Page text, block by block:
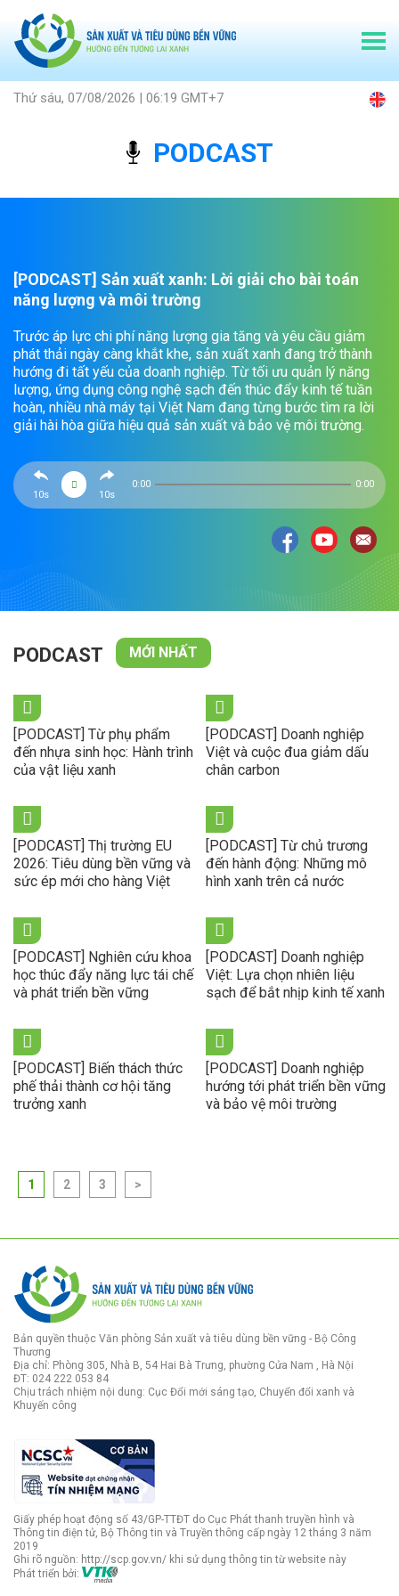
Thứ sáu, 07/08/2026 | 06:19 GMT+7
PODCAST
[PODCAST] Sản xuất xanh: Lời giải cho bài toán
năng lượng và môi trường
Trước áp lực chi phí năng lượng gia tăng và yêu cầu giảm
phát thải ngày càng khắt khe, sản xuất xanh đang trở thành
hướng đi tất yếu của doanh nghiệp. Từ tối ưu quản lý năng
lượng, ứng dụng công nghệ sạch đến thúc đẩy kinh tế tuần
hoàn, nhiều nhà máy tại Việt Nam đang từng bước tìm ra lời
giải hài hòa giữa hiệu quả sản xuất và bảo vệ môi trường.
10s 10s
0:00 0:00
PODCAST MỚI NHẤT
[PODCAST] Từ phụ phẩm
đến nhựa sinh học: Hành trình
của vật liệu xanh
[PODCAST] Doanh nghiệp
Việt và cuộc đua giảm dấu
chân carbon
[PODCAST] Thị trường EU
2026: Tiêu dùng bền vững và
sức ép mới cho hàng Việt
[PODCAST] Từ chủ trương
đến hành động: Những mô
hình xanh trên cả nước
[PODCAST] Nghiên cứu khoa
học thúc đẩy năng lực tái chế
và phát triển bền vững
[PODCAST] Doanh nghiệp
Việt: Lựa chọn nhiên liệu
sạch để bắt nhịp kinh tế xanh
[PODCAST] Biến thách thức
phế thải thành cơ hội tăng
trưởng xanh
[PODCAST] Doanh nghiệp
hướng tới phát triển bền vững
và bảo vệ môi trường
1 2 3 >
Bản quyền thuộc Văn phòng Sản xuất và tiêu dùng bền vững - Bộ Công
Thương
Địa chỉ: Phòng 305, Nhà B, 54 Hai Bà Trưng, phường Cửa Nam , Hà Nội
ĐT: 024 222 053 84
Chịu trách nhiệm nội dung: Cục Đổi mới sáng tạo, Chuyển đổi xanh và
Khuyến công
Giấy phép hoạt động số 43/GP-TTĐT do Cục Phát thanh truyền hình và
Thông tin điện tử, Bộ Thông tin và Truyền thông cấp ngày 12 tháng 3 năm
2019
Ghi rõ nguồn: http://scp.gov.vn/ khi sử dụng thông tin từ website này
Phát triển bởi: